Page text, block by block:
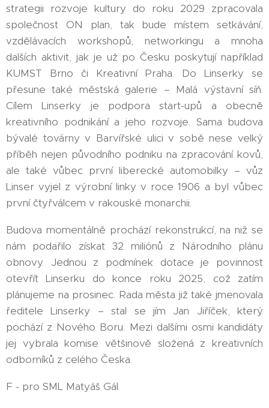
strategii rozvoje kultury do roku 2029 zpracovala
společnost ON plan, tak bude místem setkávání,
vzdělávacích workshopů, networkingu a mnoha
dalších aktivit, jak je už po Česku poskytují například
KUMST Brno či Kreativní Praha. Do Linserky se
přesune také městská galerie – Malá výstavní síň.
Cílem Linserky je podpora start-upů a obecně
kreativního podnikání a jeho rozvoje. Sama budova
bývalé továrny v Barvířské ulici v sobě nese velký
příběh nejen původního podniku na zpracování kovů,
ale také vůbec první liberecké automobilky – vůz
Linser vyjel z výrobní linky v roce 1906 a byl vůbec
první čtyřválcem v rakouské monarchii.
Budova momentálně prochází rekonstrukcí, na niž se
nám podařilo získat 32 miliónů z Národního plánu
obnovy. Jednou z podmínek dotace je povinnost
otevřít Linserku do konce roku 2025, což zatím
plánujeme na prosinec. Rada města již také jmenovala
ředitele Linserky – stal se jím Jan Jiříček, který
pochází z Nového Boru. Mezi dalšími osmi kandidáty
jej vybrala komise většinově složená z kreativních
odborníků z celého Česka.
F - pro SML Matyáš Gál